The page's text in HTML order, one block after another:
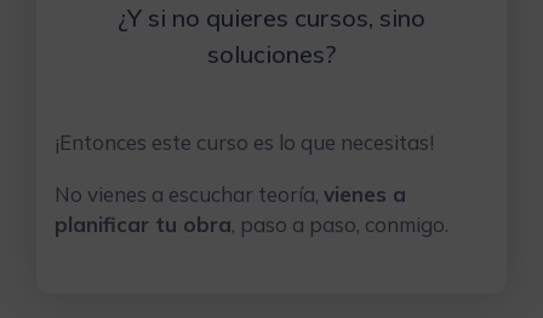
¿Y si no quieres cursos, sino
soluciones?
¡Entonces este curso es lo que necesitas!
No vienes a escuchar teoría, vienes a
planificar tu obra, paso a paso, conmigo.